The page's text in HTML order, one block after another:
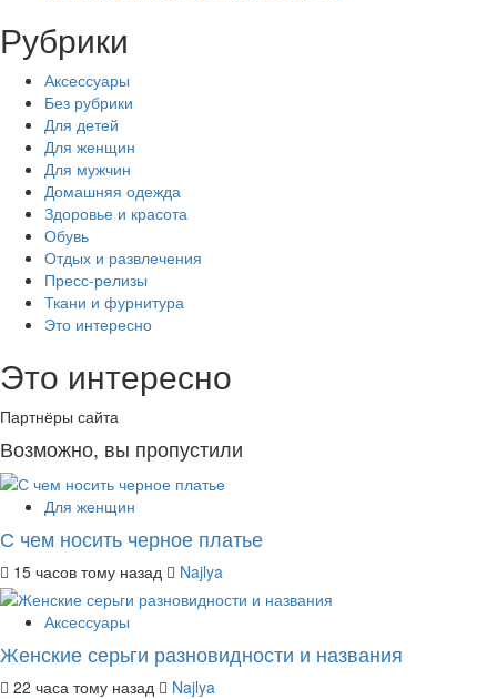
Рубрики
Аксессуары
Без рубрики
Для детей
Для женщин
Для мужчин
Домашняя одежда
Здоровье и красота
Обувь
Отдых и развлечения
Пресс-релизы
Ткани и фурнитура
Это интересно
Это интересно
Партнёры сайта
Возможно, вы пропустили
Для женщин
С чем носить черное платье
15 часов тому назад Najlya
Аксессуары
Женские серьги разновидности и названия
22 часа тому назад Najlya